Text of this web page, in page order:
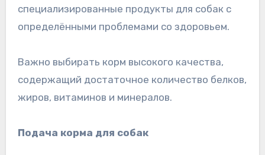
специализированные продукты для собак с
определёнными проблемами со здоровьем.
Важно выбирать корм высокого качества,
содержащий достаточное количество белков,
жиров, витаминов и минералов.
Подача корма для собак